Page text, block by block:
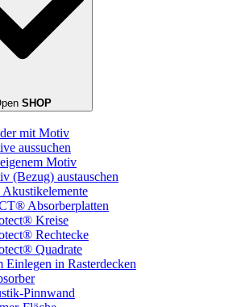
SHOP
mit Motiv
aussuchen
Motiv
(Bezug) austauschen
Absorberplatten
Kreise
Rechtecke
Quadrate
Einlegen in Rasterdecken
Pinnwand